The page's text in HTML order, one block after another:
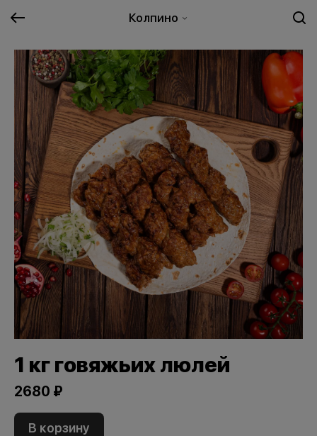
Колпино
1 кг говяжьих люлей
2680 ₽
В корзину